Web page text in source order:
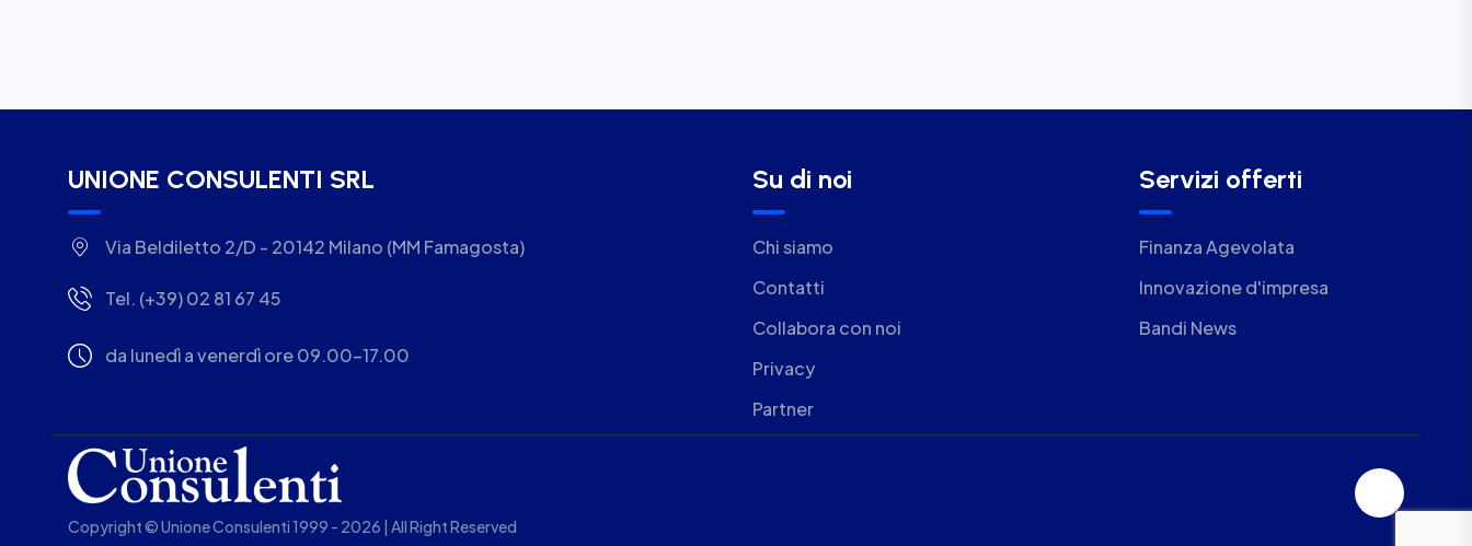
UNIONE CONSULENTI SRL
Via Beldiletto 2/D - 20142 Milano (MM Famagosta)
Tel. (+39) 02 81 67 45
da lunedì a venerdì ore 09.00-17.00
Su di noi
Chi siamo
Contatti
Collabora con noi
Privacy
Partner
Servizi offerti
Finanza Agevolata
Innovazione d'impresa
Bandi News
Copyright © Unione Consulenti 1999 - 2026 | All Right Reserved